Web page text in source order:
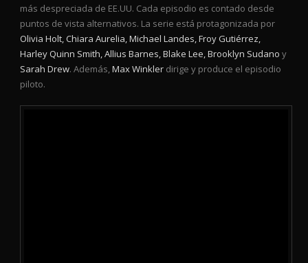
más despreciada de EE.UU. Cada episodio es contado desde
puntos de vista alternativos. La serie está protagonizada por
Olivia Holt, Chiara Aurelia, Michael Landes, Froy Gutiérrez,
Harley Quinn Smith, Allius Barnes, Blake Lee, Brooklyn Sudano y
Sarah Drew. Además,Max Winkler dirige y produce el episodio
piloto.